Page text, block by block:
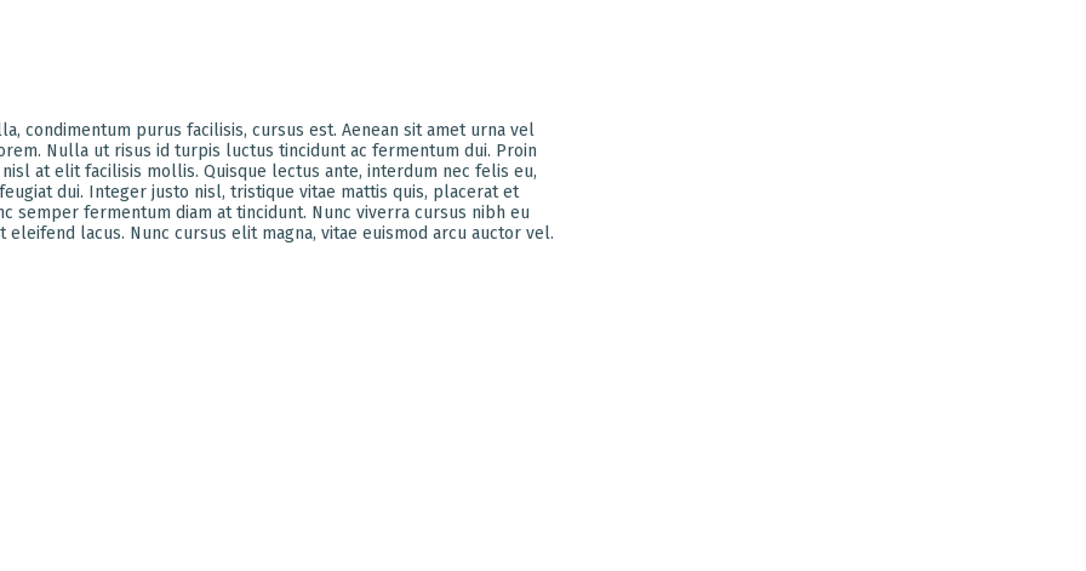
condimentum purus facilisis, cursus est. Aenean sit amet urna vel
Nulla ut risus id turpis luctus tincidunt ac fermentum dui. Proin
at elit facilisis mollis. Quisque lectus ante, interdum nec felis eu,
dui. Integer justo nisl, tristique vitae mattis quis, placerat et
fermentum diam at tincidunt. Nunc viverra cursus nibh eu
lacus. Nunc cursus elit magna, vitae euismod arcu auctor vel.